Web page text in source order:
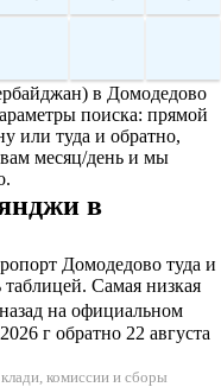
в Домодедово
поиска: прямой
или туда и обратно,
месяц/день и мы
в
Домодедово туда и
Самая низкая
на официальном
г обратно 22 августа
комиссии и сборы